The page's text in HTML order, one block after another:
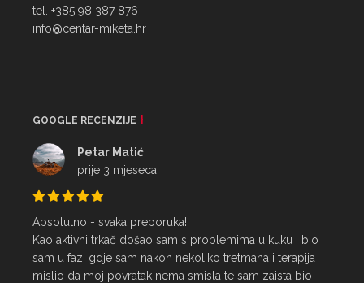
tel. +385 98 387 876
info@centar-miketa.hr
GOOGLE RECENZIJE
Petar Matić
prije 3 mjeseca
Apsolutno - svaka preporuka!
Kao aktivni trkač došao sam s problemima u kuku i bio
sam u fazi gdje sam nakon nekoliko tretmana i terapija
mislio da moj povratak nema smisla te sam zaista bio